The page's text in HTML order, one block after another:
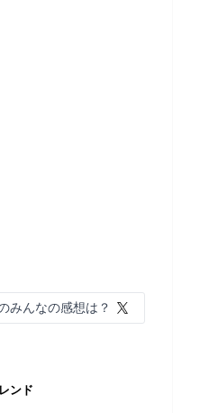
みんなの感想は？
ンド